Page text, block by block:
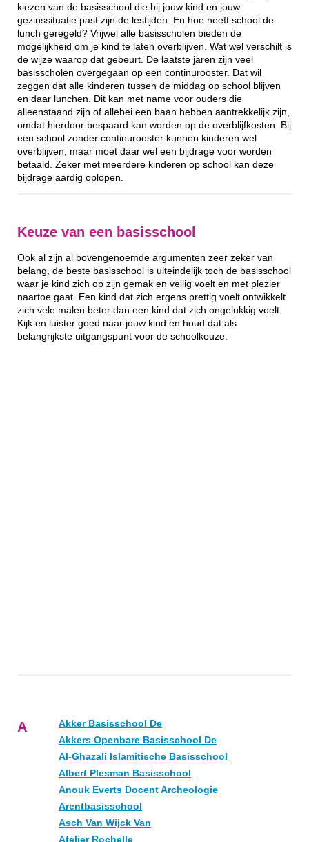
kiezen van de basisschool die bij jouw kind en jouw
gezinssituatie past zijn de lestijden. En hoe heeft school de
lunch geregeld? Vrijwel alle basisscholen bieden de
mogelijkheid om je kind te laten overblijven. Wat wel verschilt is
de wijze waarop dat gebeurt. De laatste jaren zijn veel
basisscholen overgegaan op een continurooster. Dat wil
zeggen dat alle kinderen tussen de middag op school blijven
en daar lunchen. Dit kan met name voor ouders die
alleenstaand zijn of allebei een baan hebben aantrekkelijk zijn,
omdat hierdoor bespaard kan worden op de overblijfkosten. Bij
een school zonder continurooster kunnen kinderen wel
overblijven, maar moet daar wel een bijdrage voor worden
betaald. Zeker met meerdere kinderen op school kan deze
bijdrage aardig oplopen.
Keuze van een basisschool
Ook al zijn al bovengenoemde argumenten zeer zeker van
belang, de beste basisschool is uiteindelijk toch de basisschool
waar je kind zich op zijn gemak en veilig voelt en met plezier
naartoe gaat. Een kind dat zich ergens prettig voelt ontwikkelt
zich vele malen beter dan een kind dat zich ongelukkig voelt.
Kijk en luister goed naar jouw kind en houd dat als
belangrijkste uitgangspunt voor de schoolkeuze.
A
Akker Basisschool De
Akkers Openbare Basisschool De
Al-Ghazali Islamitische Basisschool
Albert Plesman Basisschool
Anouk Everts Docent Archeologie
Arentbasisschool
Asch Van Wijck Van
Atelier Rochelle